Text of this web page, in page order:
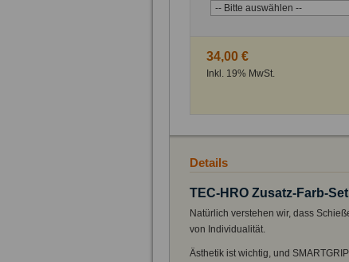
34,00 €
Inkl. 19% MwSt.
Details
TEC-HRO Zusatz-Farb-
Natürlich verstehen wir, dass
von Individualität.
Ästhetik ist wichtig, und